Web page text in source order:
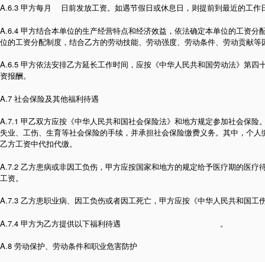
A.6.3 甲方每月 日前发放工资。如遇节假日或休息日，则提前到最近的工作
A.6.4 甲方结合本单位的生产经营特点和经济效益，依法确定本单位的工资分
位的工资分配制度，结合乙方的劳动技能、劳动强度、劳动条件、劳动贡献
A.6.5 甲方依法安排乙方延长工作时间，应按《中华人民共和国劳动法》第四
资报酬。
A.7 社会保险及其他福利待遇
A.7.1 甲乙双方应按《中华人民共和国社会保险法》和地方规定参加社会保险
失业、工伤、生育等社会保险的手续，并承担社会保险缴费义务。其中，个
乙方工资中代扣代缴。
A.7.2 乙方患病或非因工负伤，甲方应按国家和地方的规定给予医疗期的医疗
工资。
A.7.3 乙方患职业病、因工负伤或者因工死亡，甲方应按《中华人民共和国工
A.7.4 甲方为乙方提供以下福利待遇 。
A.8 劳动保护、劳动条件和职业危害防护